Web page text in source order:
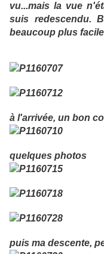
vu...mais la vue
suis redescendu.
beaucoup plus
à l'arrivée, un bon
quelques photos
puis ma descente,